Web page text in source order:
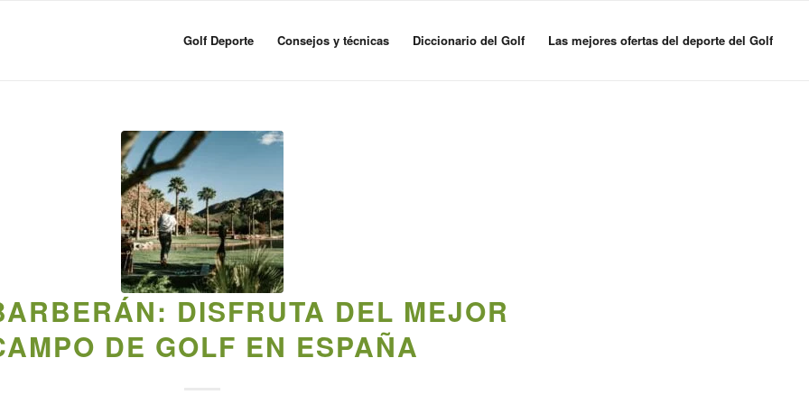
Golf Deporte Consejos y técnicas Diccionario del Golf Las mejores ofertas del deporte del Golf
DISFRUTA DEL MEJOR
DE GOLF EN ESPAÑA